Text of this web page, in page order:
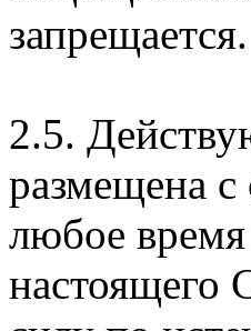
запрещается.
2.5.
размещена с
любое время
настоящего